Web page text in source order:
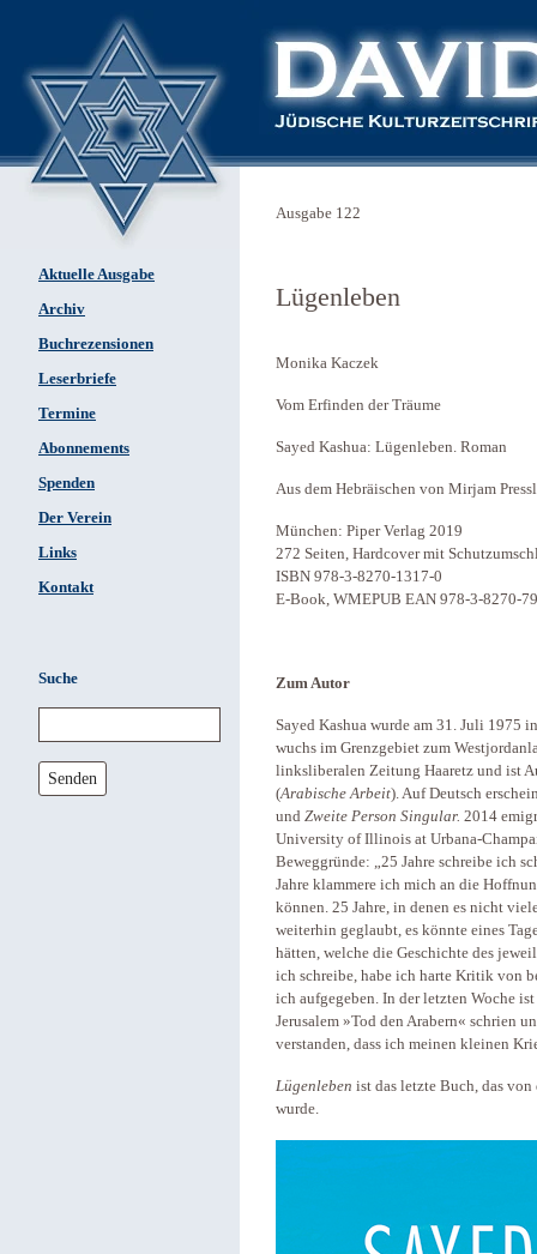
Aktuelle Ausgabe
Archiv
Buchrezensionen
Leserbriefe
Termine
Abonnements
Spenden
Der Verein
Links
Kontakt
Suche
Senden
Ausgabe 122
Lügenleben
Monika Kaczek
Vom Erfinden der Träume
Sayed Kashua: Lügenleben. Roman
Aus dem Hebräischen von Mirjam
München: Piper Verlag 2019
272 Seiten, Hardcover mit
ISBN 978-3-8270-1317-0
E-Book, WMEPUB EAN 978-3-8270-
Zum Autor
Sayed Kashua wurde am 31. Juli 1975
wuchs im Grenzgebiet zum
linksliberalen Zeitung Haaretz und ist
(Arabische Arbeit). Auf Deutsch
und Zweite Person Singular. 2014
University of Illinois at Urbana-
Beweggründe: „25 Jahre schreibe ich
Jahre klammere ich mich an die
können. 25 Jahre, in denen es nicht
weiterhin geglaubt, es könnte eines
hätten, welche die Geschichte des
ich schreibe, habe ich harte Kritik von
ich aufgegeben. In der letzten Woche
Jerusalem »Tod den Arabern« schrien
verstanden, dass ich meinen kleinen
Lügenleben ist das letzte Buch, das von
wurde.